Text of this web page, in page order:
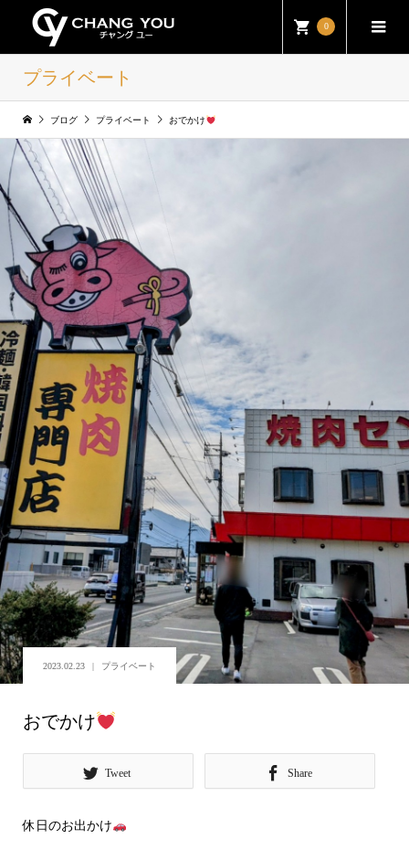
0
プライベート
ブログ プライベート おでかけ
2023.02.23 プライベート
おでかけ
Tweet Share
休日のお出かけ